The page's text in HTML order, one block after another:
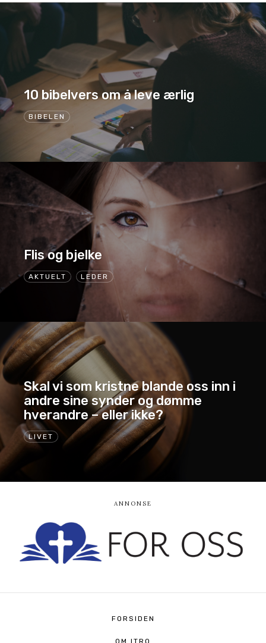
BIBELEN
10 bibelvers om å leve ærlig
AKTUELT LEDER
Flis og bjelke
LIVET
Skal vi som kristne blande oss inn i
andre sine synder og dømme
hverandre – eller ikke?
FORSIDEN
OM ITRO